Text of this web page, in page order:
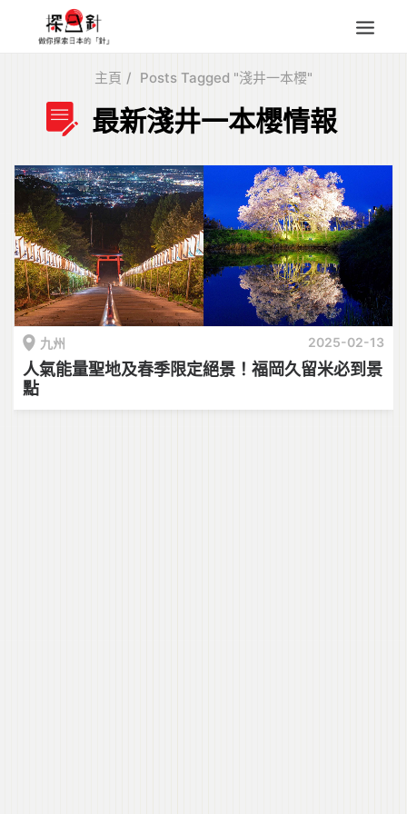
四國
人氣目的地
本地情報
東瀛特集
旅遊商品
Search
for:
主頁 Posts Tagged "淺井一本櫻"
最新淺井一本櫻情報
九州 2025-02-13
人氣能量聖地及春季限定絕景！福岡久留米必到景
點